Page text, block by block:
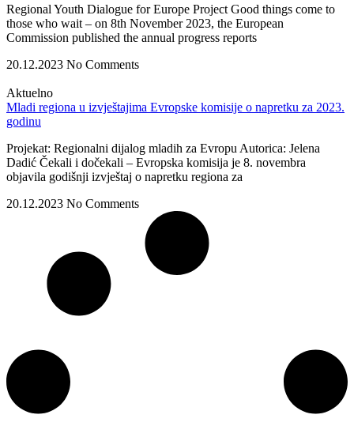
Regional Youth Dialogue for Europe Project Good things come to
those who wait – on 8th November 2023, the European
Commission published the annual progress reports
20.12.2023 No Comments
Aktuelno
Mladi regiona u izvještajima Evropske komisije o napretku za 2023.
godinu
Projekat: Regionalni dijalog mladih za Evropu Autorica: Jelena
Dadić Čekali i dočekali – Evropska komisija je 8. novembra
objavila godišnji izvještaj o napretku regiona za
20.12.2023 No Comments